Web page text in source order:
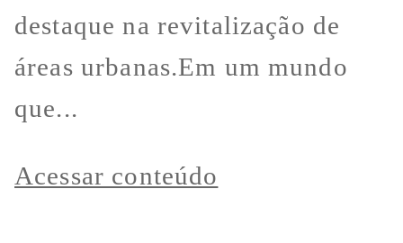
destaque na revitalização de
áreas urbanas.Em um mundo
que...
Acessar conteúdo